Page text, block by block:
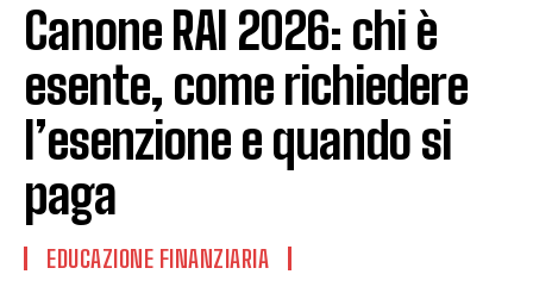
Canone RAI 2026: chi è
esente, come richiedere
l’esenzione e quando si
paga
EDUCAZIONE FINANZIARIA